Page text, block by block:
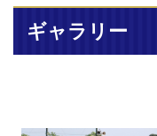
ギャラリー